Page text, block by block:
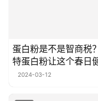
蛋白粉是不是智商税
特蛋白粉让这个春日
有型
2024-03-12